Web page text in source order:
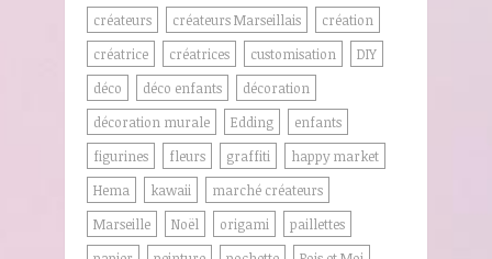
créateurs
créateurs Marseillais
création
créatrice
créatrices customisation
DIY
déco
déco enfants
décoration
décoration murale
Edding
enfants
figurines
fleurs graffiti
happy market
Hema
kawaii
marché créateurs
Marseille
Noël origami
paillettes